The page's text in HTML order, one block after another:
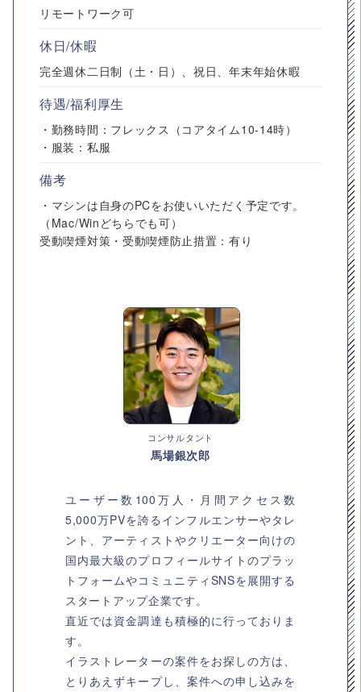
リモートワーク可
休日/休暇
完全週休二日制（土・日）、祝日、年末年始休暇
待遇/福利厚生
・勤務時間：フレックス（コアタイム10-14時）
・服装：私服
備考
・マシンは自身のPCをお使いいただく予定です。
（Mac/Winどちらでも可）
受動喫煙対策・受動喫煙防止措置：有り
コンサルタント
馬場銀次郎
ユーザー数100万人・月間アクセス数
5,000万PVを誇るインフルエンサーやタレ
ント、アーティストやクリエーター向けの
国内最大級のプロフィールサイトのプラッ
トフォームやコミュニティSNSを展開する
スタートアップ企業です。
直近では資金調達も積極的に行っておりま
す。
イラストレーターの案件をお探しの方は、
とりあえずキープし、案件への申し込みを